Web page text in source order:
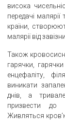
висока
передачі
країни,
малярії від
Також
гарячки,
енцефаліту,
виникати
днів, а
призвести до
Живляться